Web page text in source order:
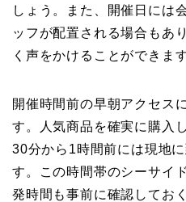
しょう。また、開催日には
ッフが配置される場合もあ
く声をかけることができます
開催時間前の早朝アクセス
す。人気商品を確実に購入
30分から1時間前には現地
す。この時間帯のシーサイ
発時間も事前に確認してお